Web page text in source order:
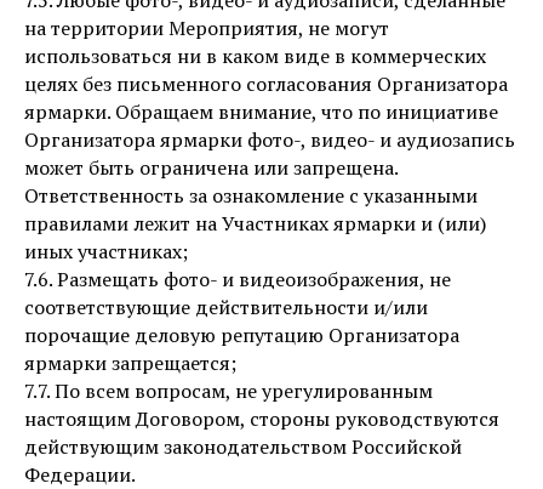
на территории Мероприятия, не могут
использоваться ни в каком виде в коммерческих
целях без письменного согласования Организатора
ярмарки. Обращаем внимание, что по инициативе
Организатора ярмарки фото-, видео- и аудиозапись
может быть ограничена или запрещена.
Ответственность за ознакомление с указанными
правилами лежит на Участниках ярмарки и (или)
иных участниках;
7.6. Размещать фото- и видеоизображения, не
соответствующие действительности и/или
порочащие деловую репутацию Организатора
ярмарки запрещается;
7.7. По всем вопросам, не урегулированным
настоящим Договором, стороны руководствуются
действующим законодательством Российской
Федерации.